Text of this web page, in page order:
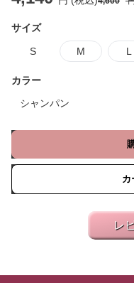
サイズ
S M L
カラー
シャンパン
カ
レ